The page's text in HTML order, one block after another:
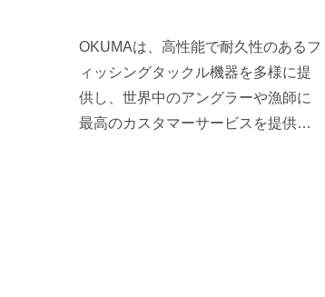
OKUMAは、高性能で耐久性のあるフ
ィッシングタックル機器を多様に提
供し、世界中のアングラーや漁師に
最高のカスタマーサービスを提供し